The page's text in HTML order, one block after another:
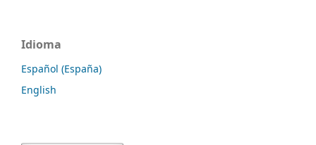
Idioma
Español (España)
English